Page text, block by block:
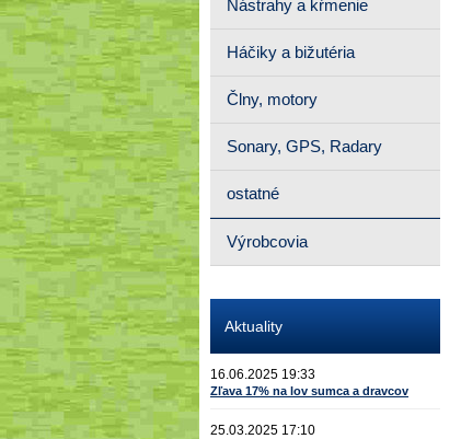
Nástrahy a kŕmenie
Háčiky a bižutéria
Člny, motory
Sonary, GPS, Radary
ostatné
Výrobcovia
Aktuality
16.06.2025 19:33
Zľava 17% na lov sumca a dravcov
25.03.2025 17:10